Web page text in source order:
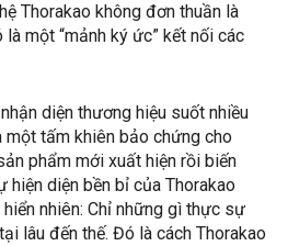
Thorakao không đơn thuần là
một “mảnh ký ức” kết nối các
diện thương hiệu suốt nhiều
tấm khiên bảo chứng cho
phẩm mới xuất hiện rồi biến
hiện diện bền bỉ của Thorakao
nhiên: Chỉ những gì thực sự
lâu đến thế. Đó là cách Thorakao